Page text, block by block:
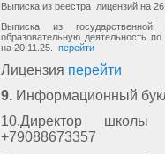
Выписка из реестра лицензий на
Выписка из государственной
образовательную деятельность
на 20.11.25. перейти
Лицензия перейти
9. Информационный
10.Директор школы
+79088673357